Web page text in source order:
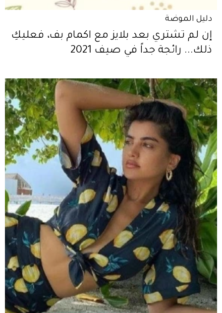
دليل الموضة
إن لم تشتري بعد بلايز مع اكمام بف، فعليكِ
ذلك... رائجة جداً في صيف 2021